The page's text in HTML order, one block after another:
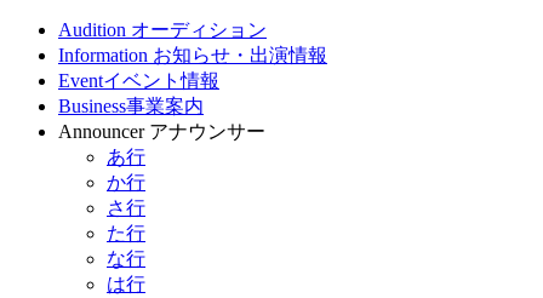
Audition オーディション
Information お知らせ・出演情報
Eventイベント情報
Business事業案内
Announcer アナウンサー
あ行
か行
さ行
た行
な行
は行